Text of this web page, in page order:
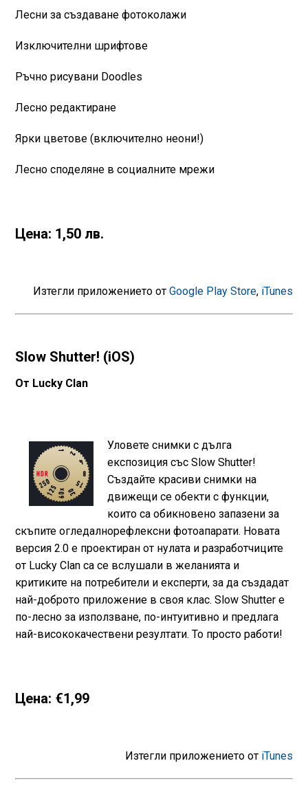
Лесни за създаване фотоколажи
Изключителни шрифтове
Ръчно рисувани Doodles
Лесно редактиране
Ярки цветове (включително неони!)
Лесно споделяне в социалните мрежи
Цена: 1,50 лв.
Изтегли приложението отGoogle Play Store, iTunes
Slow Shutter! (iOS)
От Lucky Clan
Уловете снимки с дълга
експозиция със Slow Shutter!
Създайте красиви снимки на
движещи се обекти с функции,
които са обикновено запазени за
скъпите огледалнорефлексни фотоапарати. Новата
версия 2.0 е проектиран от нулата и разработчиците
от Lucky Clan са се вслушали в желанията и
критиките на потребители и експерти, за да създадат
най-доброто приложение в своя клас. Slow Shutter е
по-лесно за използване, по-интуитивно и предлага
най-висококачествени резултати. То просто работи!
Цена: €1,99
Изтегли приложението от iTunes